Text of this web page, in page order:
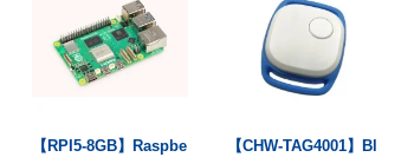
【RPI5-8GB】Raspbe
【CHW-TAG4001】Bl